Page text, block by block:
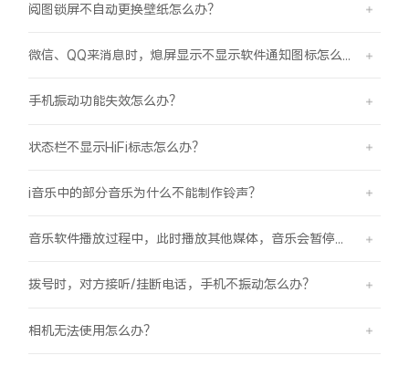
阅图锁屏不自动更换壁纸怎么办？
手机振动功能失效怎么办？
状态栏不显示HiFi标志怎么办？
i音乐中的部分音乐为什么不能制作铃声？
拨号时，对方接听/挂断电话，手机不振动怎么办？
相机无法使用怎么办？